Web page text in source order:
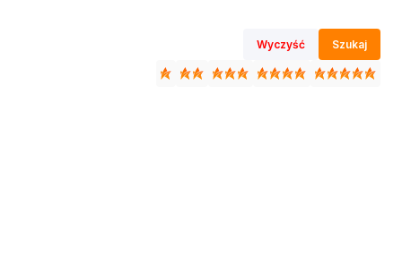
Wyczyść Szukaj